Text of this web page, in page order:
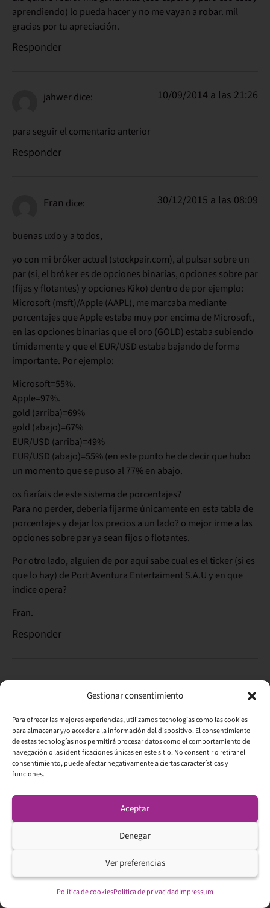
Gestionar consentimiento
Para ofrecer las mejores experiencias, utilizamos tecnologías como las cookies
para almacenar y/o acceder a la información del dispositivo. El consentimiento
de estas tecnologías nos permitirá procesar datos como el comportamiento de
navegación o las identificaciones únicas en este sitio. No consentir o retirar el
consentimiento, puede afectar negativamente a ciertas características y
funciones.
Aceptar
Denegar
Ver preferencias
Política de cookiesPolítica de privacidadImpressum
aprendiendo) lo pueda hacer y no me vayan a robar. mil
gracias por tu apreciación.
Responder
jahwerdice: 10/09/2014 a las 21:26
para seguir el comentario anterior
Responder
Fran dice: 30/12/2015 a las 08:09
buenas uxío y a todos,
yo con mi bróker actual (stockpair.com), al pulsar sobre un
par (si, el bróker es de opciones binarias, opciones sobre par
(fijas y flotantes) y opciones Kiko) dentro de por ejemplo:
Microsoft (msft)/Apple (AAPL), me marcaba mediante
porcentajes que Apple estaba muy por encima de Microsoft,
en las opciones binarias que el oro (GOLD) estaba subiendo
tímidamente y que el EUR/USD estaba bajando de forma
importante. Por ejemplo:
Microsoft=55%.
Apple=97%.
gold (arriba)=69%
gold (abajo)=67%
EUR/USD (arriba)=49%
EUR/USD (abajo)=55% (en este punto he de decir que hubo
un momento que se puso al 77% en abajo.
os fiaríais de este sistema de porcentajes?
Para no perder, debería fijarme únicamente en esta tabla de
porcentajes y dejar los precios a un lado? o mejor irme a las
opciones sobre par ya sean fijos o flotantes.
Por otro lado, alguien de por aquí sabe cual es el ticker (si es
que lo hay) de Port Aventura Entertaiment S.A.U y en que
índice opera?
Fran.
Responder
Deja una respuesta
Tu dirección de correo electrónico no será publicada.
Los campos obligatorios están marcados con*
Comentario*